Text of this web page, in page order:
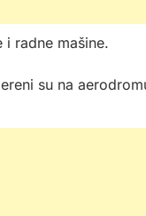
i radne mašine.
su na